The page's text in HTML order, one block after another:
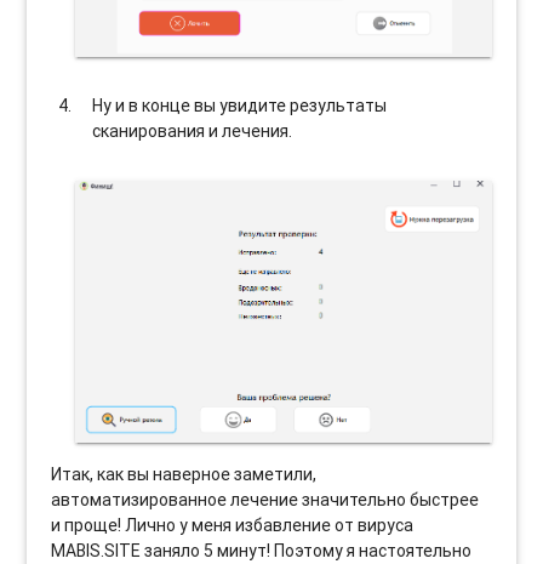
Ну и в конце вы увидите результаты
сканирования и лечения.
Итак, как вы наверное заметили,
автоматизированное лечение значительно быстрее
и проще! Лично у меня избавление от вируса
MABIS.SITE заняло 5 минут! Поэтому я настоятельно